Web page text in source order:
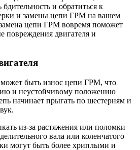
и обратиться к
и замены цепи ГРМ на вашем
цепи ГРМ вовремя поможет
повреждения двигателя и
быть износ цепи ГРМ, что
и неустойчивому положению
начинает прыгать по шестерням и
из-за растяжения или поломки
вала или коленчатого
могут быть более хриплыми и